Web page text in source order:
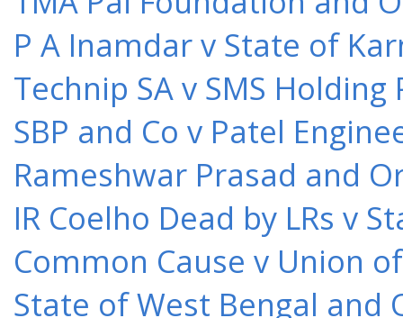
P A Inamdar v State of
Technip SA v SMS
SBP and Co v Patel
Rameshwar Prasad and
IR Coelho Dead by LRs v
Common Cause v Union
State of West Bengal